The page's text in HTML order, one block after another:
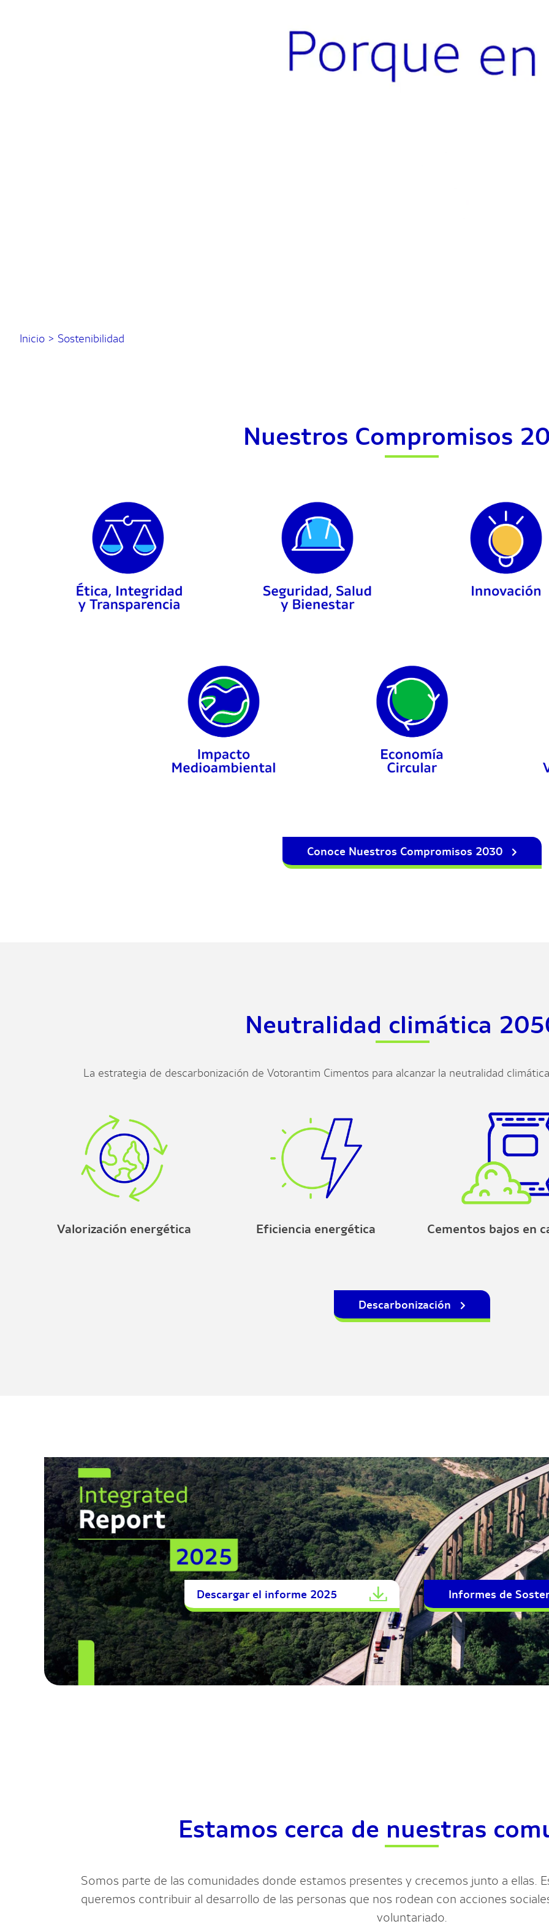
Inicio> Sostenibilidad
Nuestros Compromisos
Conoce Nuestros Compromisos 2030
Neutralidad climática
La estrategia de descarbonización de Votorantim Cimentos para alcanzar la neutralidad
Valorización energética Eficiencia energética Cementos bajos en
Descarbonización
Descargar el informe 2025 Informes de
Estamos cerca de nuestras
Somos parte de las comunidades donde estamos presentes y crecemos junto a ellas.
queremos contribuir al desarrollo de las personas que nos rodean con acciones
voluntariado.